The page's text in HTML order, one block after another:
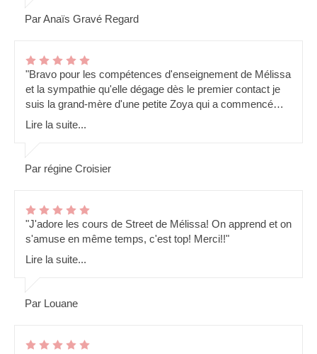
une mise en scène, costumes, maquillage, tout y est pour
que nos enfants et nous parents passent un excellent
Par Anaïs Gravé Regard
"Bravo pour les compétences d'enseignement de Mélissa
et la sympathie qu'elle dégage dès le premier contact je
suis la grand-mère d'une petite Zoya qui a commencé
des cours dès deux ans et qui a été en capacité de
réussir à faire suivre un rythme à cet âge n'est
certainement pas donné à tout le monde! vivement le
parfait!"
Lire la suite...
Par régine Croisier
"J'adore les cours de Street de Mélissa! On apprend et on
s'amuse en même temps, c'est top! Merci!!"
Lire la suite...
Par Louane